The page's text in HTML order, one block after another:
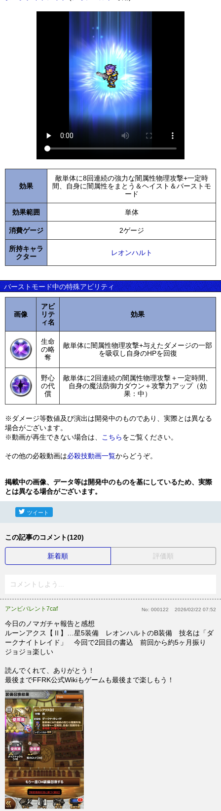
効果
敵単体に8回連続の強力な闇属性物理攻撃+一定時
間、自身に闇属性をまとう＆ヘイスト＆バーストモ
ード
効果範囲 単体
消費ゲージ 2ゲージ
所持キャラ
クター
レオンハルト
バーストモード中の特殊アビリティ
画像
アビ
リテ
ィ名
効果
生命
の略
奪
敵単体に闇属性物理攻撃+与えたダメージの一部
を吸収し自身のHPを回復
野心
の代
償
敵単体に2回連続の闇属性物理攻撃＋一定時間、
自身の魔法防御力ダウン＋攻撃力アップ（効
果：中）
※ダメージ等数値及び演出は開発中のものであり、実際とは異なる
場合がございます。
※動画が再生できない場合は、
こちらをご覧ください。
その他の必殺動画は必殺技動画一覧からどうぞ。
掲載中の画像、データ等は開発中のものを基にしているため、実際
とは異なる場合がございます。
ツイート
この記事のコメント(120)
新着順 評価順
コメントしよう...
アンビバレント7caf No: 000122 2026/02/22 07:52
今日のノマガチャ報告と感想
ルーンアクス【Ⅱ】…星5装備 レオンハルトのB装備 技名は「ダ
ークナイトレイド」 今回で2回目の書込 前回から約5ヶ月振り
ジョジョ楽しい
読んでくれて、ありがとう！
最後までFFRK公式Wikiもゲームも最後まで楽しもう！